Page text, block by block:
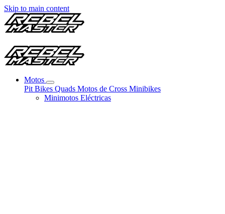
Skip to main content
Motos
Pit Bikes Quads Motos de Cross Minibikes
Minimotos Eléctricas